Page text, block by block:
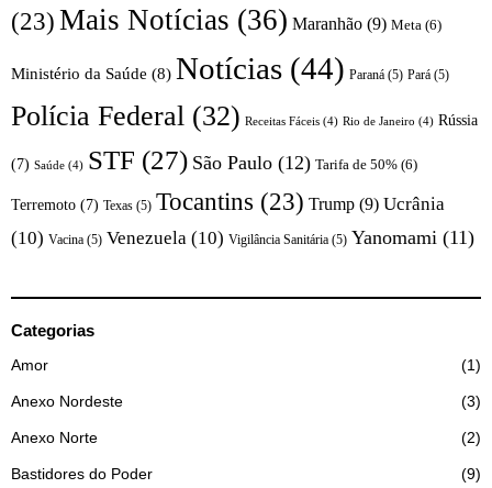
(23)Mais Notícias (36) Maranhão (9) Meta (6)
Ministério da Saúde (8) Notícias (44) Paraná (5) Pará (5)
Polícia Federal (32) Receitas Fáceis (4) Rio de Janeiro (4) Rússia
(7) Saúde (4) STF (27) São Paulo (12) Tarifa de 50% (6)
Terremoto (7) Texas (5) Tocantins (23) Trump (9) Ucrânia
(10) Vacina (5) Venezuela (10) Vigilância Sanitária (5) Yanomami (11)
Categorias
Amor 1
Anexo Nordeste 3
Anexo Norte 2
Bastidores do Poder 9